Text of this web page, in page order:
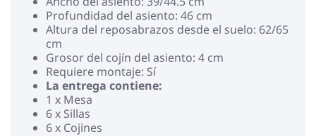
Profundidad del asiento: 46 cm
Altura del reposabrazos desde el suelo: 62/65
cm
Grosor del cojín del asiento: 4 cm
Requiere montaje: Sí
La entrega contiene:
1 x Mesa
6 x Sillas
6 x Cojines